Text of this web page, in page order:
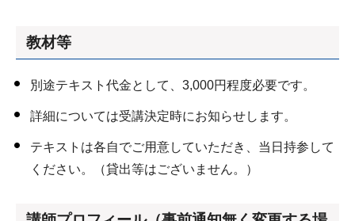
教材等
別途テキスト代金として、3,000円程度必要です。
詳細については受講決定時にお知らせします。
テキストは各自でご用意していただき、当日持参して
ください。（貸出等はございません。）